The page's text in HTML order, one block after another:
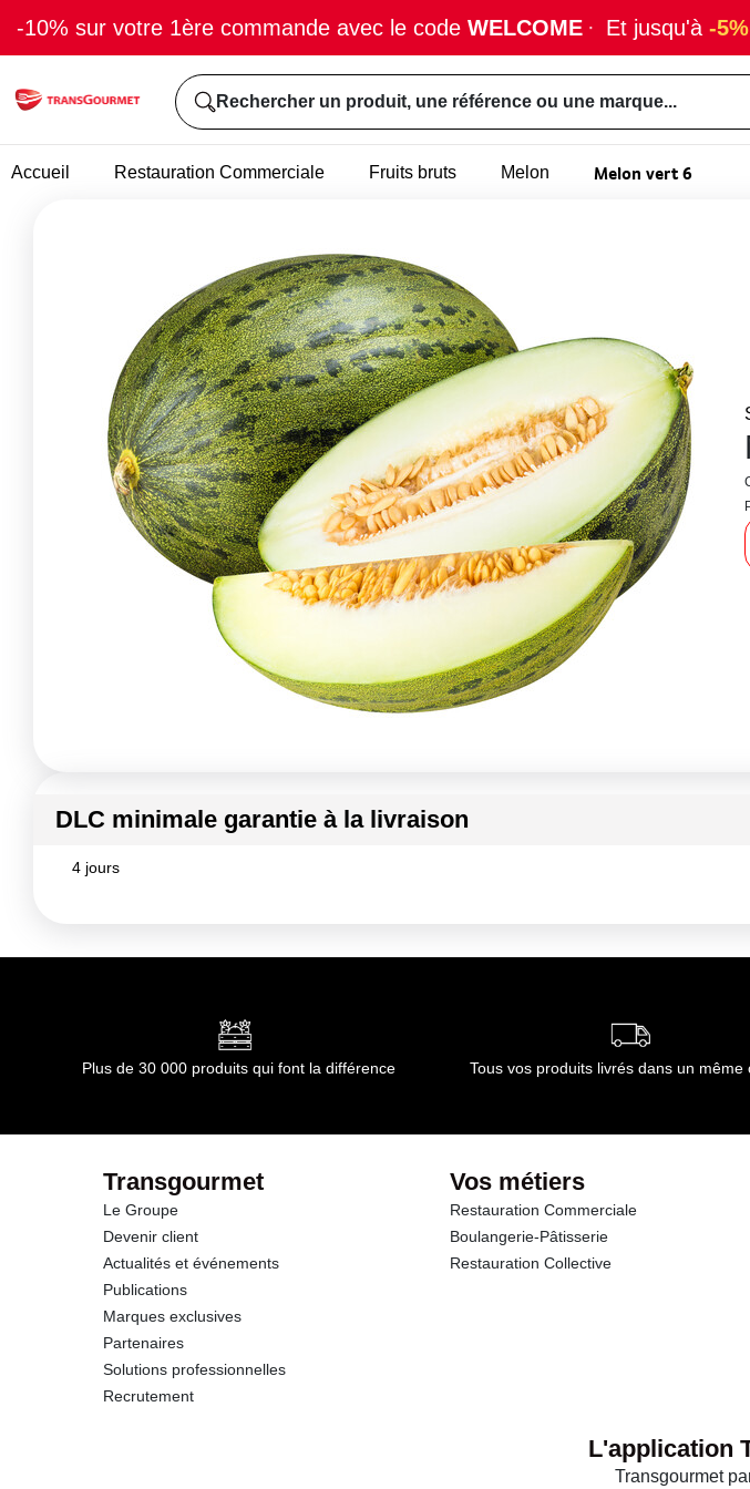
-10% sur votre 1ère commande avec le code WELCOME · Et jusqu'à -5%
Rechercher un produit, une référence ou une marque...
Accueil Restauration Commerciale Fruits bruts Melon Melon vert 6
DLC minimale garantie à la livraison
4 jours
Plus de 30 000 produits qui font la différence Tous vos produits livrés dans un même
Transgourmet
Le Groupe
Devenir client
Actualités et événements
Publications
Marques exclusives
Partenaires
Solutions professionnelles
Recrutement
Vos métiers
Restauration Commerciale
Boulangerie-Pâtisserie
Restauration Collective
L'application
Transgourmet